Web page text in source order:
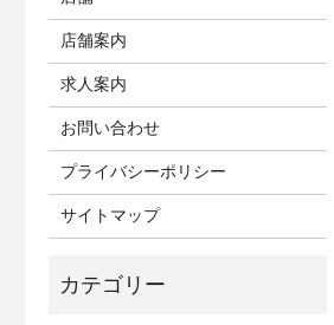
店舗案内
求人案内
お問い合わせ
プライバシーポリシー
サイトマップ